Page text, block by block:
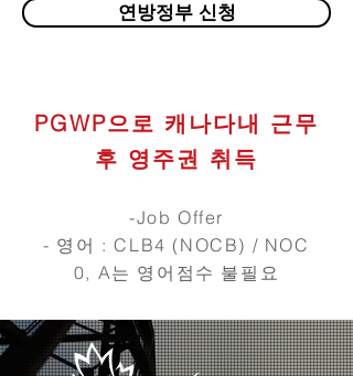
연방정부 신청
PGWP으로 캐나다내 근무
후 영주권 취득
-Job Offer
- 영어 : CLB4 (NOCB) / NOC
0, A는 영어점수 불필요